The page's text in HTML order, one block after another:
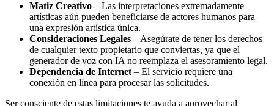
Matiz Creativo – Las interpretaciones extremadamente
artísticas aún pueden beneficiarse de actores humanos para
una expresión artística única.
Consideraciones Legales – Asegúrate de tener los derechos
de cualquier texto propietario que conviertas, ya que el
generador de voz con IA no reemplaza el asesoramiento legal.
Dependencia de Internet – El servicio requiere una
conexión en línea para procesar las solicitudes.
Ser consciente de estas limitaciones te ayuda a aprovechar al